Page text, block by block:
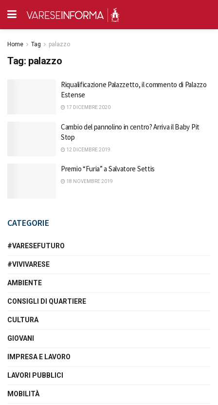
Home Tag palazzo
Tag: palazzo
Riqualificazione Palazzetto, il commento di Palazzo
Estense
17 DICEMBRE 2020
Cambio del pannolino in centro? Arriva il Baby Pit
Stop
12 DICEMBRE 2019
Premio “Furia” a Salvatore Settis
18 NOVEMBRE 2019
CATEGORIE
#VARESEFUTURO
#VIVIVARESE
AMBIENTE
CONSIGLI DI QUARTIERE
CULTURA
GIOVANI
IMPRESA E LAVORO
LAVORI PUBBLICI
MOBILITÀ